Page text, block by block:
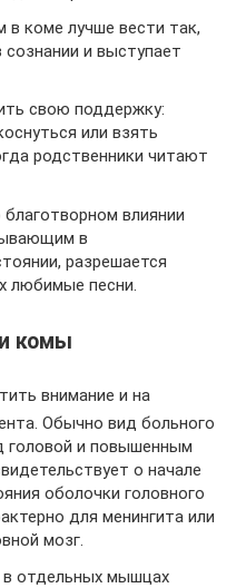
в коме лучше вести так,
и выступает
свою поддержку:
или взять
родственники читают
влиянии
в
разрешается
любимые песни.
комы
внимание и на
Обычно вид больного
головой и повышенным
о начале
оболочки головного
для менингита или
мозг.
в отдельных мышцах